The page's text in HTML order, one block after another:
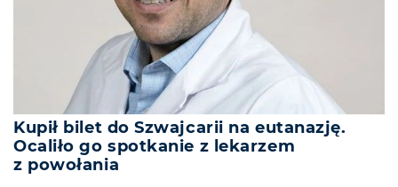
Kupił bilet do Szwajcarii na eutanazję.
Ocaliło go spotkanie z lekarzem
z powołania